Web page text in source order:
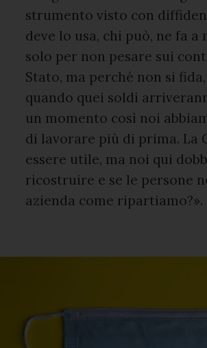
strumento visto con
deve lo usa, chi può, ne fa a
solo per non pesare sui
Stato, ma perché non si
quando quei soldi
un momento così noi
di lavorare più di prima. La
essere utile, ma noi qui
ricostruire e se le persone
azienda come ripartiamo?».